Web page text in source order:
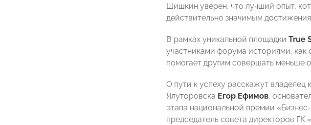
Шишкин уверен, что лучший опыт,
действительно значимым
В рамках уникальной площадки True
участниками форума историями,
помогает другим совершать меньше
О пути к успеху расскажут
Ялуторовска Егор Ефимов,
этапа национальной премии
председатель совета директоров ГК